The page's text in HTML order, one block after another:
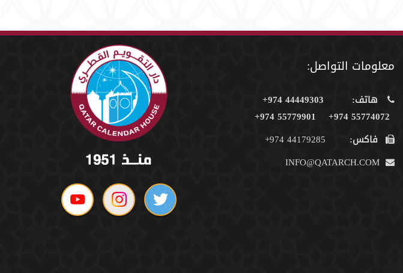
معلومات التواصل:
هاتف:
44449303 974+
55774072 974+
55779901 974+
فاكس: